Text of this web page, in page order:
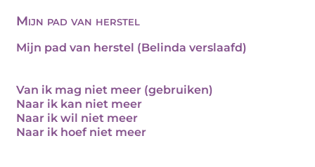
Mijn pad van herstel
Mijn pad van herstel (Belinda verslaafd)
Van ik mag niet meer (gebruiken)
Naar ik kan niet meer
Naar ik wil niet meer
Naar ik hoef niet meer